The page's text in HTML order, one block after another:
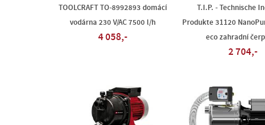
TOOLCRAFT TO-8992893 domácí
vodárna 230 V/AC 7500 l/h
4 058,-
T.I.P. - Technische
Produkte 31120
eco zahradní
2 704,-